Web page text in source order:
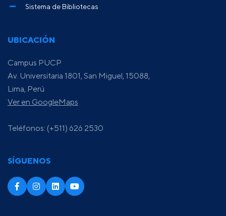
UBICACIÓN
Campus PUCP
Av. Universitaria 1801, San Miguel, 15088,
Lima, Perú
Ver en GoogleMaps
Teléfonos: (+511) 626 2530
SÍGUENOS
Sistema de Bibliotecas